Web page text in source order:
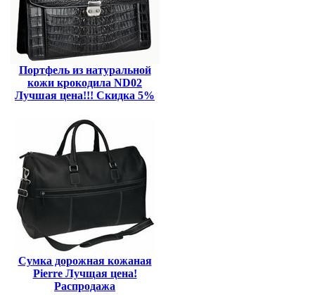
Портфель из натуральной
кожи крокодила ND02
Лучшая цена!!! Скидка 5%
Сумка дорожная кожаная
Pierre Лучщая цена!
Распродажа